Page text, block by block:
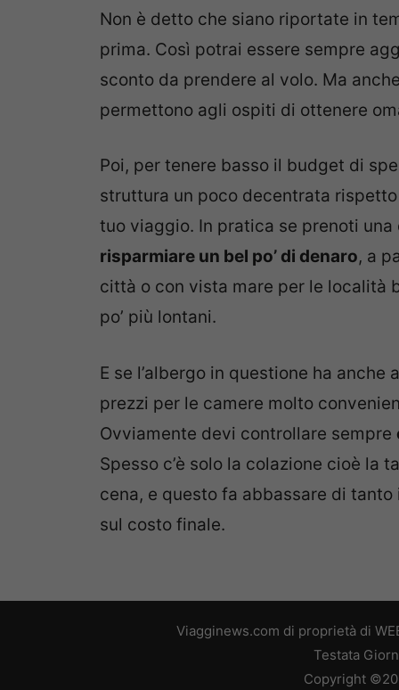
Non è detto che siano riportate in
prima. Così potrai essere sempre
sconto da prendere al volo. Ma
permettono agli ospiti di ottenere
Poi, per tenere basso il budget di
struttura un poco decentrata
tuo viaggio. In pratica se prenoti
risparmiare un bel po’ di denaro, a
città o con vista mare per le località
po’ più lontani.
E se l’albergo in questione ha
prezzi per le camere molto
Ovviamente devi controllare sempre
Spesso c’è solo la colazione cioè la
cena, e questo fa abbassare di
sul costo finale.
Viagginews.com di proprietà di
Testata
Copyright